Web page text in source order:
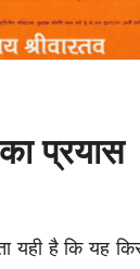
प्रयास
है कि यह